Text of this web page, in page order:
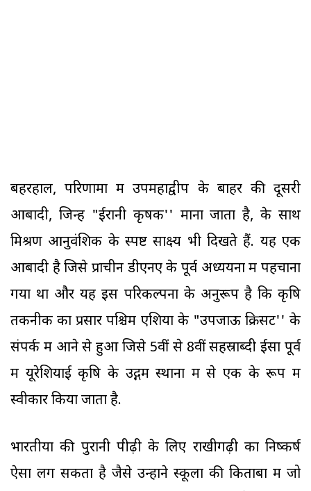
बहरहाल, परिणामों में उपमहाद्वीप के बाहर की दूसरी
आबादी, जिन्हें "ईरानी कृषक'' माना जाता है, के साथ
मिश्रण आनुवंशिक के स्पष्ट साक्ष्य भी दिखते हैं. यह एक
आबादी है जिसे प्राचीन डीएनए के पूर्व अध्ययनों में पहचाना
गया था और यह इस परिकल्पना के अनुरूप है कि कृषि
तकनीक का प्रसार पश्चिम एशिया के "उपजाऊ क्रिसेंट'' के
संपर्क में आने से हुआ जिसे 5वीं से 8वीं सहस्राब्दी ईसा पूर्व
में यूरेशियाई कृषि के उद्गम स्थानों में से एक के रूप में
स्वीकार किया जाता है.
भारतीयों की पुरानी पीढ़ी के लिए राखीगढ़ी का निष्कर्ष
ऐसा लग सकता है जैसे उन्होंने स्कूलों की किताबों में जो